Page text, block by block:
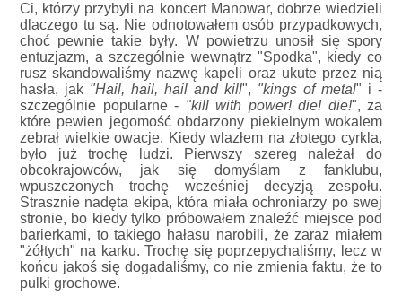
Ci, którzy przybyli na koncert Manowar, dobrze wiedzieli
dlaczego tu są. Nie odnotowałem osób przypadkowych,
choć pewnie takie były. W powietrzu unosił się spory
entuzjazm, a szczególnie wewnątrz "Spodka", kiedy co
rusz skandowaliśmy nazwę kapeli oraz ukute przez nią
hasła, jak "Hail, hail, hail and kill", "kings of metal" i -
szczególnie popularne - "kill with power! die! die!", za
które pewien jegomość obdarzony piekielnym wokalem
zebrał wielkie owacje. Kiedy wlazłem na złotego cyrkla,
było już trochę ludzi. Pierwszy szereg należał do
obcokrajowców, jak się domyślam z fanklubu,
wpuszczonych trochę wcześniej decyzją zespołu.
Strasznie nadęta ekipa, która miała ochroniarzy po swej
stronie, bo kiedy tylko próbowałem znaleźć miejsce pod
barierkami, to takiego hałasu narobili, że zaraz miałem
"żółtych" na karku. Trochę się poprzepychaliśmy, lecz w
końcu jakoś się dogadaliśmy, co nie zmienia faktu, że to
pulki grochowe.